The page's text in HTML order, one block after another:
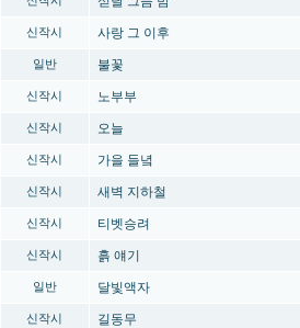
신작시 사랑 그 이후
일반 불꽃
신작시 노부부
신작시 오늘
신작시 가을 들녘
신작시 새벽 지하철
신작시 티벳승려
신작시 흙 얘기
일반 달빛액자
신작시 길동무